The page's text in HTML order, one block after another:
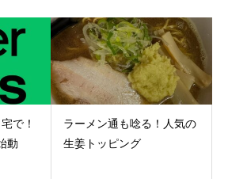
で！
動
ラーメン通も唸る！人気の
生姜トッピング